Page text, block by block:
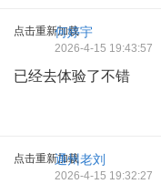
点击重新加载
何婷宇
2026-4-15 19:43:57
已经去体验了不错
点击重新加载通州老刘
2026-4-15 19:32:27